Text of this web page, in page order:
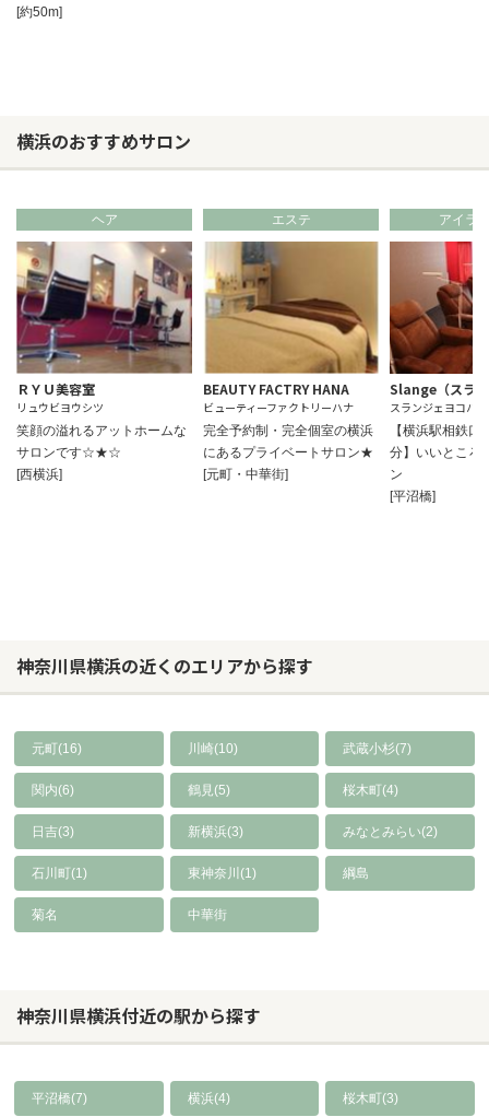
[約50m]
横浜のおすすめサロン
ヘア
ＲＹＵ美容室
リュウビヨウシツ
笑顔の溢れるアットホームな
サロンです☆★☆
[西横浜]
エステ
BEAUTY FACTRY HANA
ビューティーファクトリーハナ
完全予約制・完全個室の横浜
にあるプライベートサロン★
[元町・中華街]
アイラ
Slange（スラ
スランジェヨコハマ
【横浜駅相鉄口
分】いいところ
ン
[平沼橋]
神奈川県横浜の近くのエリアから探す
元町(16) 川崎(10) 武蔵小杉(7)
関内(6) 鶴見(5) 桜木町(4)
日吉(3) 新横浜(3) みなとみらい(2)
石川町(1) 東神奈川(1) 綱島
菊名 中華街
神奈川県横浜付近の駅から探す
平沼橋(7) 横浜(4) 桜木町(3)